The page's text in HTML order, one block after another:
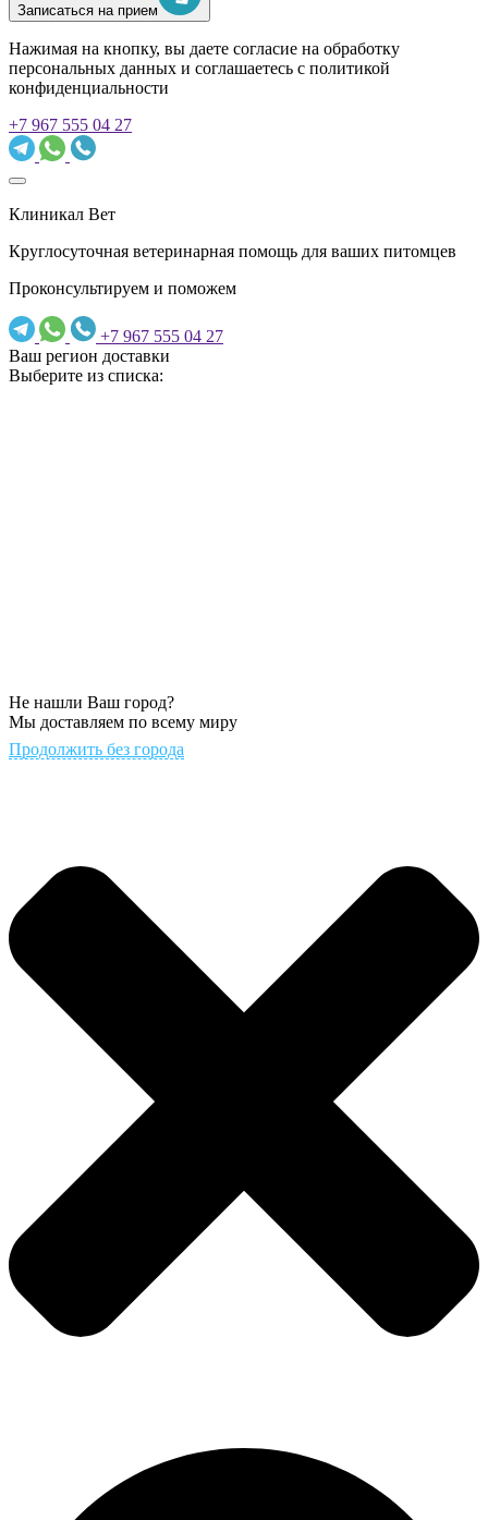
Записаться на прием
Нажимая на кнопку, вы даете согласие на обработку
персональных данных и соглашаетесь c политикой
конфиденциальности
+7 967 555 04 27
Клиникал Вет
Круглосуточная ветеринарная помощь для ваших питомцев
Проконсультируем и поможем
+7 967 555 04 27
Ваш регион доставки
Выберите из списка:
Не нашли Ваш город?
Мы доставляем по всему миру
Продолжить без города